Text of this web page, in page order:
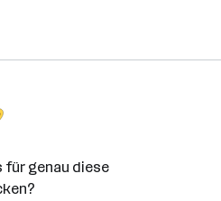
für genau diese